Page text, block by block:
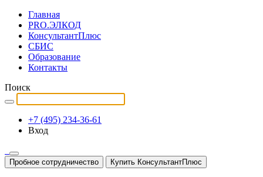
Главная
PRO.ЭЛКОД
КонсультантПлюс
СБИС
Образование
Контакты
Поиск
+7 (495) 234-36-61
Вход
Пробное сотрудничество Купить КонсультантПлюс